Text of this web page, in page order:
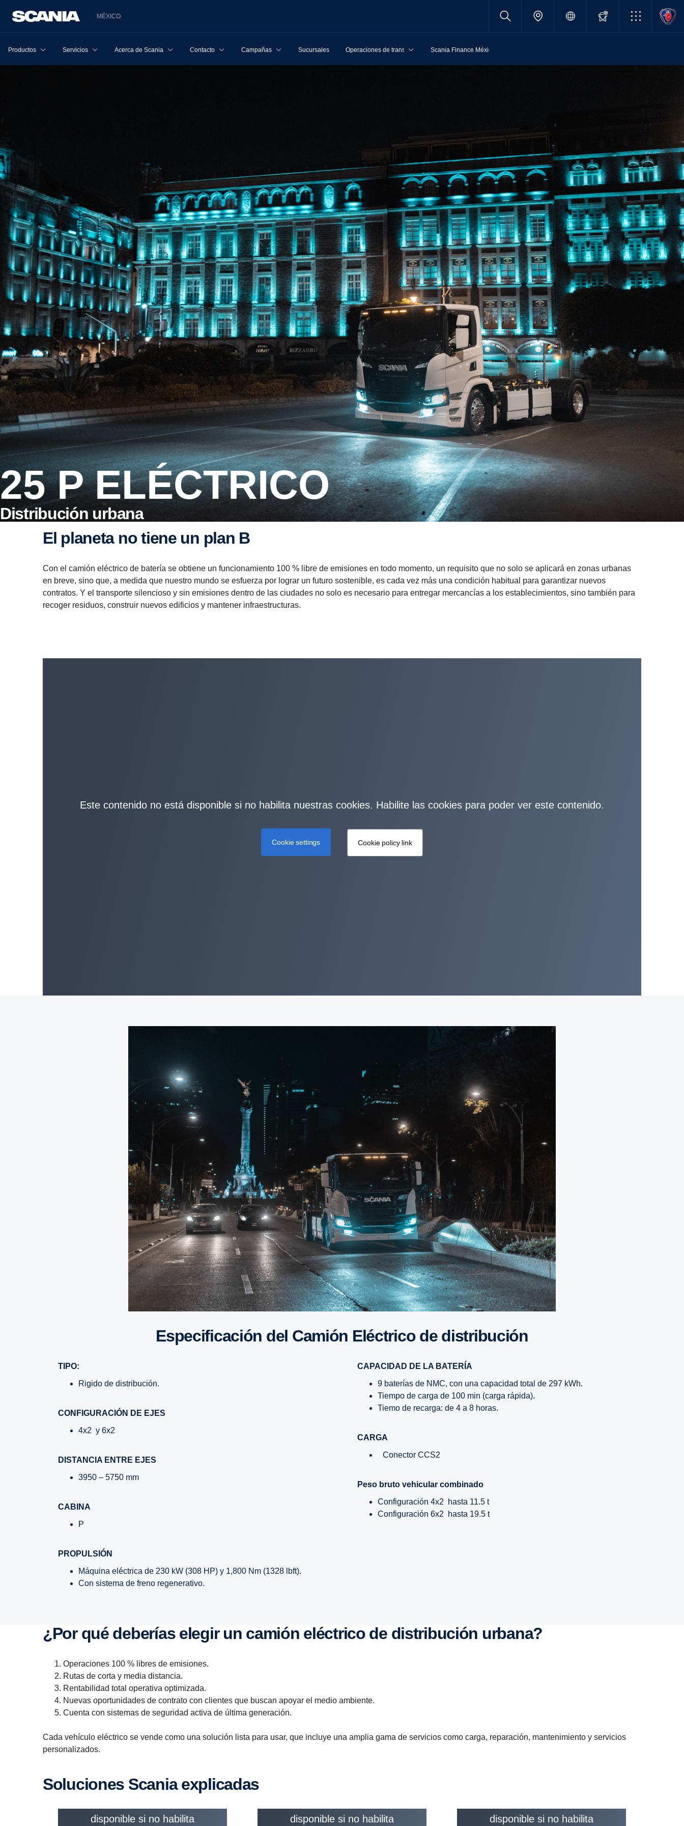
MÉXICO
Productos Servicios Acerca de Scania Contacto Campañas Sucursales Operaciones de transporte Scania Finance México
25 P ELÉCTRICO
Distribución urbana
El planeta no tiene un plan B
Con el camión eléctrico de batería se obtiene un funcionamiento 100 % libre de emisiones en todo momento, un requisito que no solo se aplicará en zonas urbanas
en breve, sino que, a medida que nuestro mundo se esfuerza por lograr un futuro sostenible, es cada vez más una condición habitual para garantizar nuevos
contratos. Y el transporte silencioso y sin emisiones dentro de las ciudades no solo es necesario para entregar mercancías a los establecimientos, sino también para
recoger residuos, construir nuevos edificios y mantener infraestructuras.
Este contenido no está disponible si no habilita nuestras cookies. Habilite las cookies para poder ver este contenido.
Cookie settings Cookie policy link
Especificación del Camión Eléctrico de distribución
TIPO:
Rigido de distribución.
CONFIGURACIÓN DE EJES
4x2 y 6x2
DISTANCIA ENTRE EJES
3950 – 5750 mm
CABINA
P
PROPULSIÓN
Máquina eléctrica de 230 kW (308 HP) y 1,800 Nm (1328 lbft).
Con sistema de freno regenerativo.
CAPACIDAD DE LA BATERÍA
9 baterías de NMC, con una capacidad total de 297 kWh.
Tiempo de carga de 100 min (carga rápida).
Tiemo de recarga: de 4 a 8 horas.
CARGA
Conector CCS2
Peso bruto vehicular combinado
Configuración 4x2 hasta 11.5 t
Configuración 6x2 hasta 19.5 t
¿Por qué deberías elegir un camión eléctrico de distribución urbana?
Operaciones 100 % libres de emisiones.
Rutas de corta y media distancia.
Rentabilidad total operativa optimizada.
Nuevas oportunidades de contrato con clientes que buscan apoyar el medio ambiente.
Cuenta con sistemas de seguridad activa de última generación.
Cada vehículo eléctrico se vende como una solución lista para usar, que incluye una amplia gama de servicios como carga, reparación, mantenimiento y servicios
personalizados.
Soluciones Scania explicadas
disponible si no habilita
disponible si no habilita
disponible si no habilita